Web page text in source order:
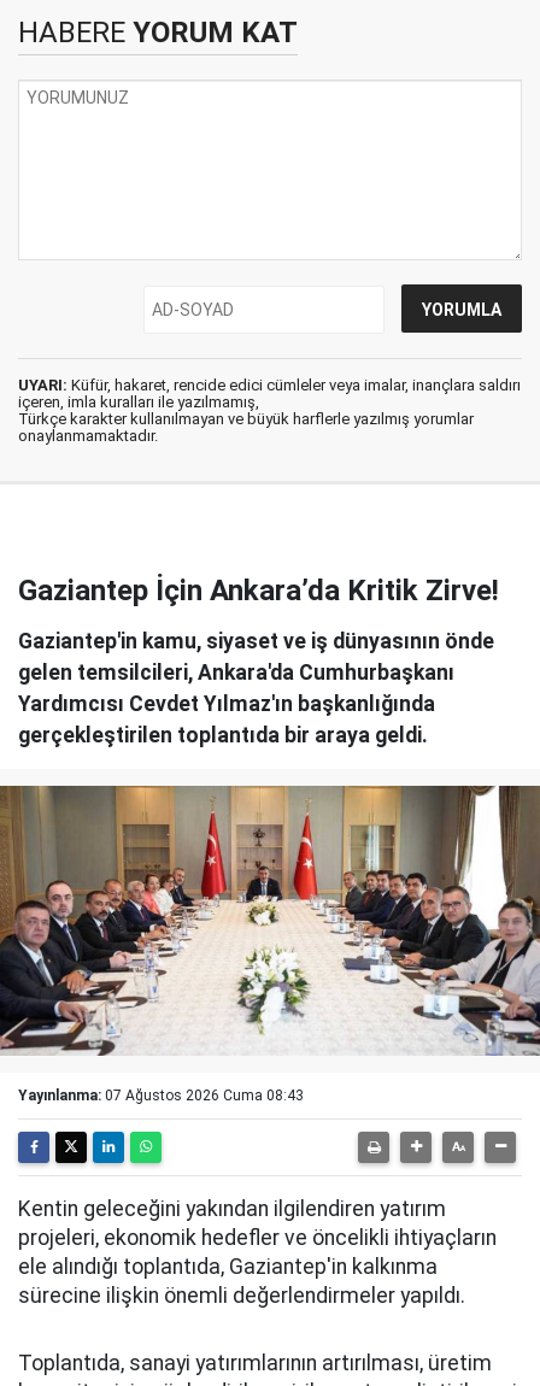
HABERE YORUM KAT
UYARI: Küfür, hakaret, rencide edici cümleler veya imalar, inançlara saldırı
içeren, imla kuralları ile yazılmamış,
Türkçe karakter kullanılmayan ve büyük harflerle yazılmış yorumlar
onaylanmamaktadır.
Gaziantep İçin Ankara’da Kritik Zirve!
Gaziantep'in kamu, siyaset ve iş dünyasının önde
gelen temsilcileri, Ankara'da Cumhurbaşkanı
Yardımcısı Cevdet Yılmaz'ın başkanlığında
gerçekleştirilen toplantıda bir araya geldi.
Yayınlanma: 07 Ağustos 2026 Cuma 08:43
Kentin geleceğini yakından ilgilendiren yatırım
projeleri, ekonomik hedefler ve öncelikli ihtiyaçların
ele alındığı toplantıda, Gaziantep'in kalkınma
sürecine ilişkin önemli değerlendirmeler yapıldı.
Toplantıda, sanayi yatırımlarının artırılması, üretim